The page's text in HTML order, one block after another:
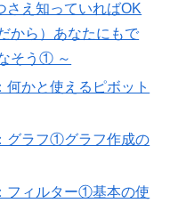
さえ知っていればOK
から）あなたにもで
そう① ～
何かと使えるピボット
グラフ①グラフ作成の
フィルター①基本の使